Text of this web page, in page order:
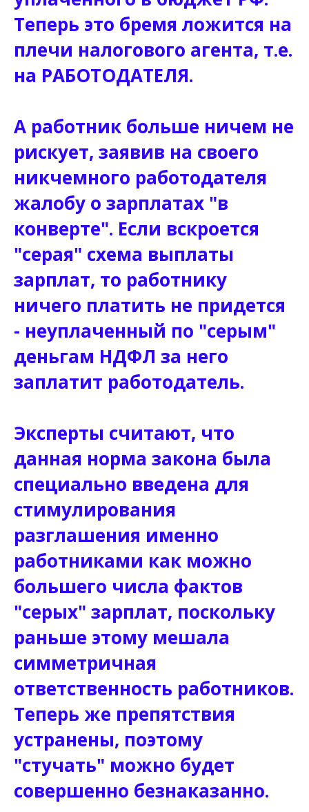
Теперь это бремя ложится на
плечи налогового агента, т.е.
на РАБОТОДАТЕЛЯ.
А работник больше ничем не
рискует, заявив на своего
никчемного работодателя
жалобу о зарплатах "в
конверте". Если вскроется
"серая" схема выплаты
зарплат, то работнику
ничего платить не придется
- неуплаченный по "серым"
деньгам НДФЛ за него
заплатит работодатель.
Эксперты считают, что
данная норма закона была
специально введена для
стимулирования
разглашения именно
работниками как можно
большего числа фактов
"серых" зарплат, поскольку
раньше этому мешала
симметричная
ответственность работников.
Теперь же препятствия
устранены, поэтому
"стучать" можно будет
совершенно безнаказанно.